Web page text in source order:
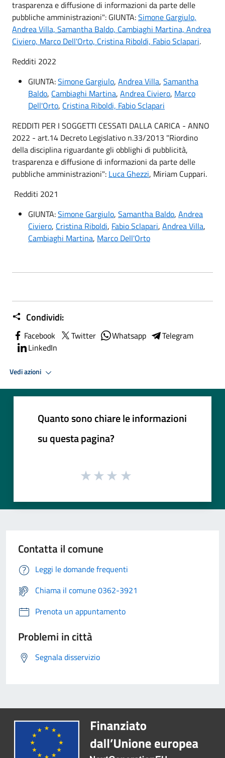
trasparenza e diffusione di informazioni da parte delle
pubbliche amministrazioni": GIUNTA:Simone Gargiulo,
Andrea Villa, Samantha Baldo, Cambiaghi Martina, Andrea
Civiero, Marco Dell'Orto, Cristina Riboldi, Fabio Sclapari.
Redditi 2022
GIUNTA:Simone Gargiulo, Andrea Villa, Samantha
Baldo, Cambiaghi Martina, Andrea Civiero, Marco
Dell'Orto, Cristina Riboldi, Fabio Sclapari
REDDITI PER I SOGGETTI CESSATI DALLA CARICA - ANNO
2022 - art.14 Decreto Legislativo n.33/2013 "Riordino
della disciplina riguardante gli obblighi di pubblicità,
trasparenza e diffusione di informazioni da parte delle
pubbliche amministrazioni": Luca Ghezzi, Miriam Cuppari.
Redditi 2021
GIUNTA:Simone Gargiulo, Samantha Baldo, Andrea
Civiero, Cristina Riboldi, Fabio Sclapari, Andrea Villa,
Cambiaghi Martina, Marco Dell'Orto
Condividi:
Facebook Twitter Whatsapp
Telegram
LinkedIn
Vedi azioni
Quanto sono chiare le informazioni
su questa pagina?
Contatta il comune
Leggi le domande frequenti
Chiama il comune 0362-3921
Prenota un appuntamento
Problemi in città
Segnala disservizio